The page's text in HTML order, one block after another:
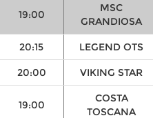
19:00
MSC
GRANDIOSA
20:15 LEGEND OTS
20:00 VIKING STAR
19:00
COSTA
TOSCANA